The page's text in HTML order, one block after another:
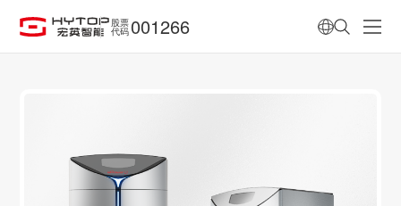
股票
代码 001266